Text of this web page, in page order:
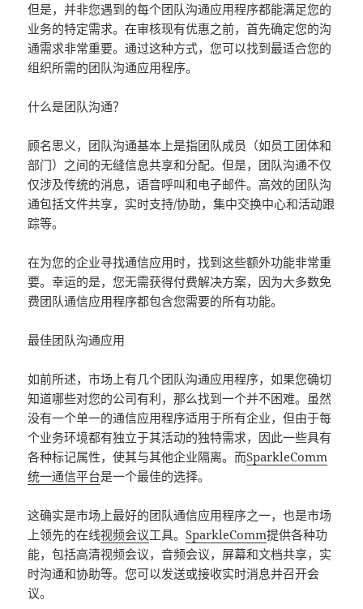
但是，并非您遇到的每个团队沟通应用程序都能满足您的
业务的特定需求。在审核现有优惠之前，首先确定您的沟
通需求非常重要。通过这种方式，您可以找到最适合您的
组织所需的团队沟通应用程序。
什么是团队沟通？
顾名思义，团队沟通基本上是指团队成员（如员工团体和
部门）之间的无缝信息共享和分配。但是，团队沟通不仅
仅涉及传统的消息，语音呼叫和电子邮件。高效的团队沟
通包括文件共享，实时支持/协助，集中交换中心和活动跟
踪等。
在为您的企业寻找通信应用时，找到这些额外功能非常重
要。幸运的是，您无需获得付费解决方案，因为大多数免
费团队通信应用程序都包含您需要的所有功能。
最佳团队沟通应用
如前所述，市场上有几个团队沟通应用程序，如果您确切
知道哪些对您的公司有利，那么找到一个并不困难。虽然
没有一个单一的通信应用程序适用于所有企业，但由于每
个业务环境都有独立于其活动的独特需求，因此一些具有
各种标记属性，使其与其他企业隔离。而SparkleComm
统一通信平台是一个最佳的选择。
这确实是市场上最好的团队通信应用程序之一，也是市场
上领先的在线视频会议工具。SparkleComm提供各种功
能，包括高清视频会议，音频会议，屏幕和文档共享，实
时沟通和协助等。您可以发送或接收实时消息并召开会
议。